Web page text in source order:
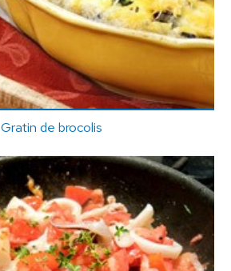
Gratin de brocolis